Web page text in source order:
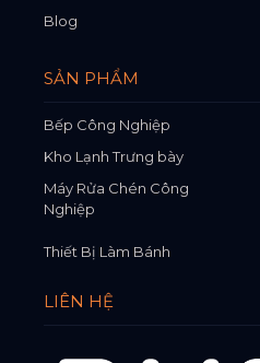
Blog
SẢN PHẨM
Bếp Công Nghiệp
Kho Lạnh Trưng bày
Máy Rửa Chén Công
Nghiệp
Thiết Bị Làm Bánh
LIÊN HỆ